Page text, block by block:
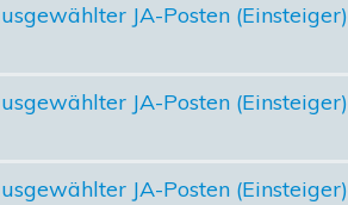
JA-Posten (Einsteiger)
JA-Posten (Einsteiger)
JA-Posten (Einsteiger)